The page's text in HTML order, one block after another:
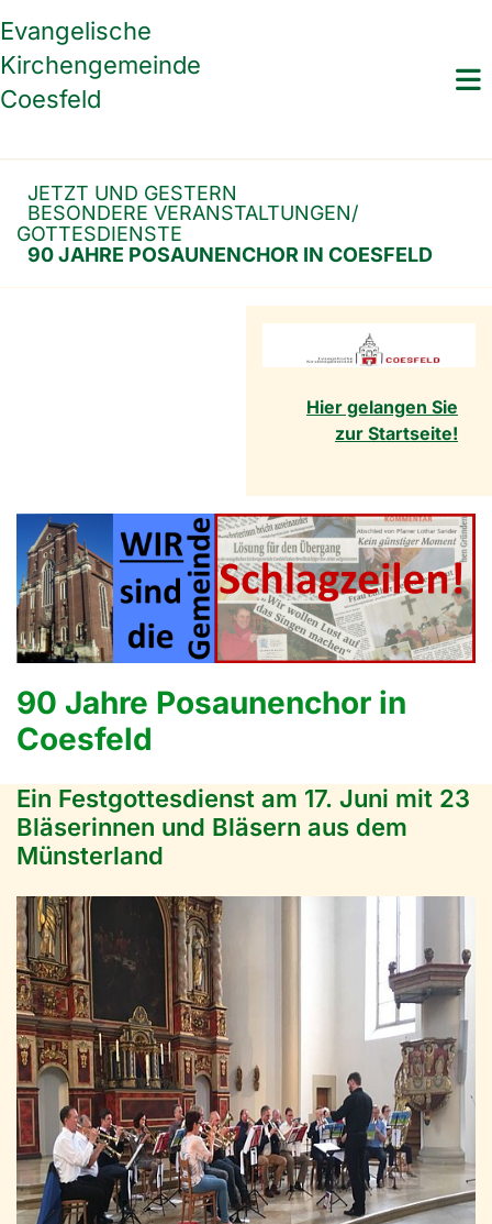
Evangelische
Kirchengemeinde
Coesfeld
JETZT UND GESTERN
BESONDERE VERANSTALTUNGEN/
GOTTESDIENSTE
90 JAHRE POSAUNENCHOR IN COESFELD
Hier gelangen Sie
zur Startseite!
90 Jahre Posaunenchor in
Coesfeld
Ein Festgottesdienst am 17. Juni mit 23
Bläserinnen und Bläsern aus dem
Münsterland